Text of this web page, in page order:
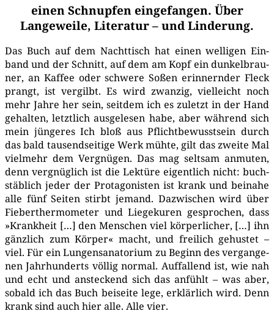
einen Schnupfen eingefangen. Über
Langeweile, Literatur – und Linderung.
Das Buch auf dem Nacht­tisch hat einen wel­li­gen Ein­
band und der Schnitt, auf dem am Kopf ein dun­kel­brau­
ner, an Kaf­fee oder schwe­re Soßen erin­nern­der Fleck
prangt, ist ver­gilbt. Es wird zwan­zig, viel­leicht noch
mehr Jah­re her sein, seit­dem ich es zuletzt in der Hand
gehal­ten, letzt­lich aus­ge­le­sen habe, aber wäh­rend sich
mein jün­ge­res Ich bloß aus Pflicht­be­wusst­sein durch
das bald tau­send­sei­ti­ge Werk müh­te, gilt das zwei­te Mal
viel­mehr dem Ver­gnü­gen. Das mag selt­sam anmu­ten,
denn ver­gnüg­lich ist die Lek­tü­re eigent­lich nicht: buch­
stäb­lich jeder der Prot­ago­nis­ten ist krank und bei­na­he
alle fünf Sei­ten stirbt jemand. Dazwi­schen wird über
Fie­ber­ther­mo­me­ter und Lie­ge­ku­ren gespro­chen, dass
»Krank­heit […] den Men­schen viel kör­per­li­cher, […] ihn
gänz­lich zum Kör­per« macht, und frei­lich gehus­tet –
viel. Für ein Lun­gen­sa­na­to­ri­um zu Beginn des ver­gan­ge­
nen Jahr­hun­derts völ­lig nor­mal. Auf­fal­lend ist, wie nah
und echt und anste­ckend sich das anfühlt – was aber,
sobald ich das Buch bei­sei­te lege, erklär­lich wird. Denn
krank sind auch hier alle. Alle vier.